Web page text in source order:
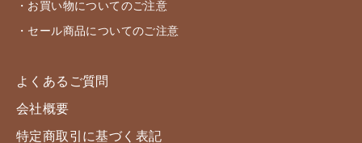
・お買い物についてのご注意
・セール商品についてのご注意
よくあるご質問
会社概要
特定商取引に基づく表記